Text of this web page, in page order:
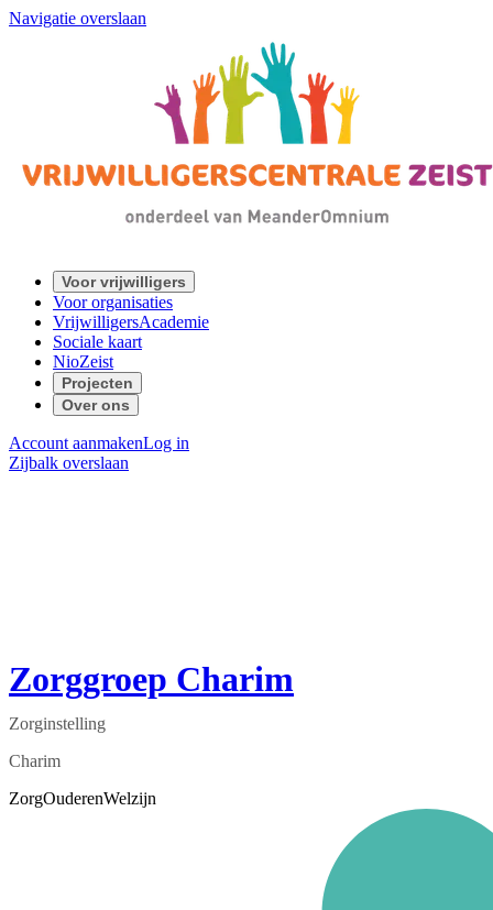
Navigatie overslaan
Voor vrijwilligers
Voor organisaties
VrijwilligersAcademie
Sociale kaart
NioZeist
Projecten
Over ons
Account aanmakenLog in
Zijbalk overslaan
Zorggroep Charim
Zorginstelling
Charim
ZorgOuderenWelzijn